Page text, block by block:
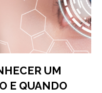
UM
E QUANDO